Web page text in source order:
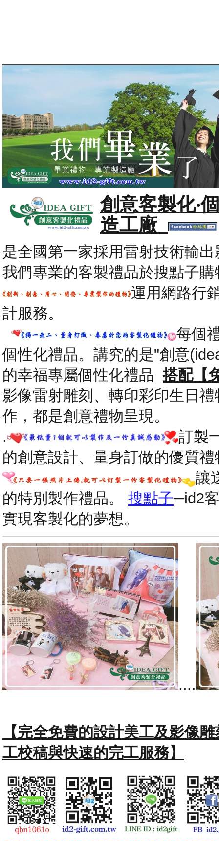
創意客製化‧
造工廠
是全國第一家採用雷射技術輸
我們專業的客製禮品於搜點子
運用網路行
計服務。
每個
個性化禮品。講究的是"創意
的幸福專屬個性化禮品搭配【
影像雷射雕刻、轉印彩印生日禮
作，都是創意禮物呈現。
.
訂製
的創意設計、量身訂做的優質禮
讓
的特別製作禮品。 搜點子─id2
實現客製化的夢想。
....
【完全免費的設計美工及影像
工校稿與快速的完工服務】